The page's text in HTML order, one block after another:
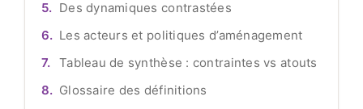
Des dynamiques contrastées
Les acteurs et politiques d’aménagement
Tableau de synthèse : contraintes vs atouts
Glossaire des définitions